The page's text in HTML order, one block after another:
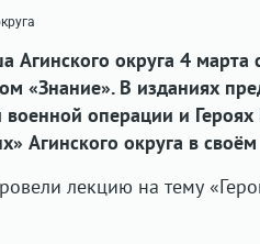
округа 4 марта
«Знание». В изданиях
операции и
Агинского округа в своём
лекцию на тему